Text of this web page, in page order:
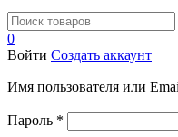
0
Войти Создать аккаунт
Имя пользователя или
Пароль *